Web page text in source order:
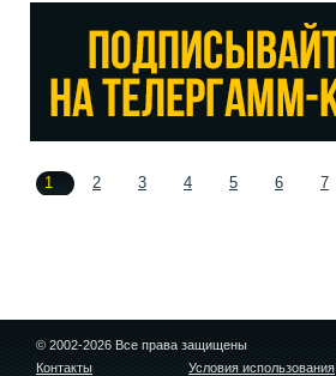
1 2 3 4 5 6 7
© 2002-2026 Все права защищены
Контакты
Условия использования